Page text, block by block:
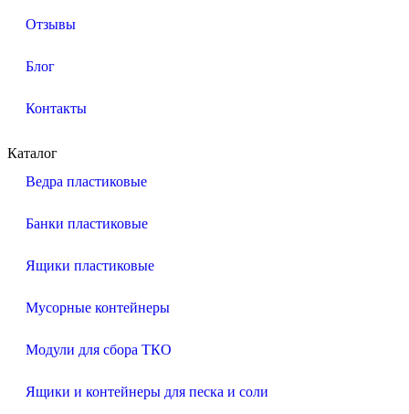
Отзывы
Блог
Контакты
Каталог
Ведра пластиковые
Банки пластиковые
Ящики пластиковые
Мусорные контейнеры
Модули для сбора ТКО
Ящики и контейнеры для песка и соли